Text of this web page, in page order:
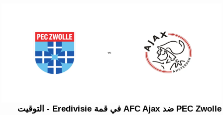
PEC Zwolle ضد AFC Ajax في قمة Eredivisie - التوقيت